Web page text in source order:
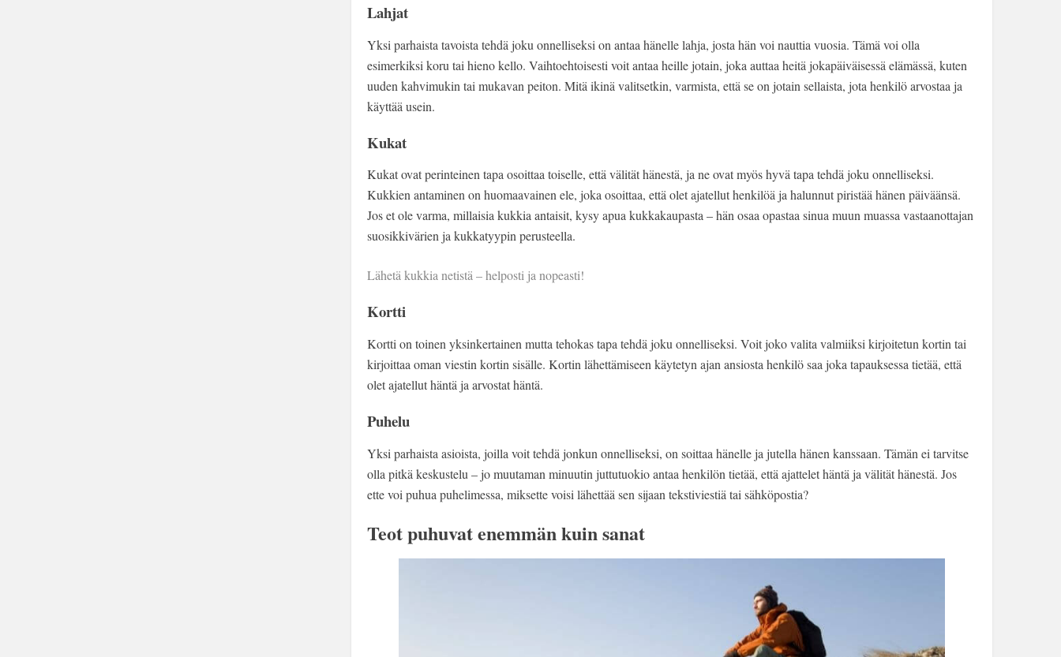
Lahjat
Yksi parhaista tavoista tehdä joku onnelliseksi on antaa hänelle lahja, josta hän voi nauttia vuosia. Tämä voi olla
esimerkiksi koru tai hieno kello. Vaihtoehtoisesti voit antaa heille jotain, joka auttaa heitä jokapäiväisessä elämässä, kuten
uuden kahvimukin tai mukavan peiton. Mitä ikinä valitsetkin, varmista, että se on jotain sellaista, jota henkilö arvostaa ja
käyttää usein.
Kukat
Kukat ovat perinteinen tapa osoittaa toiselle, että välität hänestä, ja ne ovat myös hyvä tapa tehdä joku onnelliseksi.
Kukkien antaminen on huomaavainen ele, joka osoittaa, että olet ajatellut henkilöä ja halunnut piristää hänen päiväänsä.
Jos et ole varma, millaisia kukkia antaisit, kysy apua kukkakaupasta – hän osaa opastaa sinua muun muassa vastaanottajan
suosikkivärien ja kukkatyypin perusteella.
Lähetä kukkia netistä – helposti ja nopeasti!
Kortti
Kortti on toinen yksinkertainen mutta tehokas tapa tehdä joku onnelliseksi. Voit joko valita valmiiksi kirjoitetun kortin tai
kirjoittaa oman viestin kortin sisälle. Kortin lähettämiseen käytetyn ajan ansiosta henkilö saa joka tapauksessa tietää, että
olet ajatellut häntä ja arvostat häntä.
Puhelu
Yksi parhaista asioista, joilla voit tehdä jonkun onnelliseksi, on soittaa hänelle ja jutella hänen kanssaan. Tämän ei tarvitse
olla pitkä keskustelu – jo muutaman minuutin juttutuokio antaa henkilön tietää, että ajattelet häntä ja välität hänestä. Jos
ette voi puhua puhelimessa, miksette voisi lähettää sen sijaan tekstiviestiä tai sähköpostia?
Teot puhuvat enemmän kuin sanat